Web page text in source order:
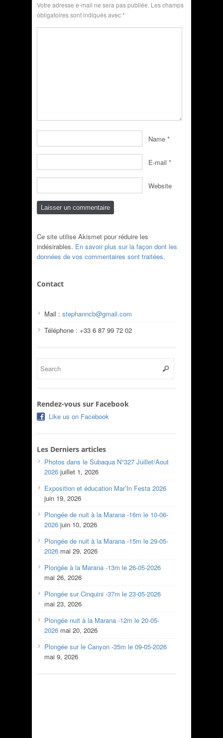
Votre adresse e-mail ne sera pas publiée. Les champs
obligatoires sont indiqués avec*
Name *
E-mail *
Website
Ce site utilise Akismet pour réduire les
indésirables. En savoir plus sur la façon dont les
données de vos commentaires sont traitées.
Contact
Mail : stephanncb@gmail.com
Téléphone : +33 6 87 99 72 02
Rendez-vous sur Facebook
Like us on Facebook
Les Derniers articles
Photos dans le Subaqua N°327 Juillet/Aout
2026 juillet 1, 2026
Exposition et éducation Mar’In Festa 2026
juin 19, 2026
Plongée de nuit à la Marana -16m le 10-06-
2026 juin 10, 2026
Plongée de nuit à la Marana -15m le 29-05-
2026 mai 29, 2026
Plongée à la Marana -13m le 26-05-2026
mai 26, 2026
Plongée sur Cinquini -37m le 23-05-2026
mai 23, 2026
Plongée nuit à la Marana -12m le 20-05-
2026 mai 20, 2026
Plongée sur le Canyon -35m le 09-05-2026
mai 9, 2026